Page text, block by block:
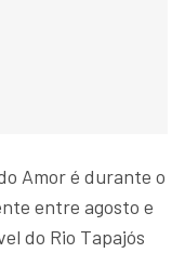
Amor é durante o
entre agosto e
do Rio Tapajós